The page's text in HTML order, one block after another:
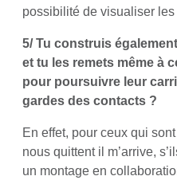
possibilité de visualiser
5/ Tu construis
et tu les remets même à
pour poursuivre leur
gardes des contacts ?
En effet, pour ceux qui
nous quittent il m’arrive,
un montage en